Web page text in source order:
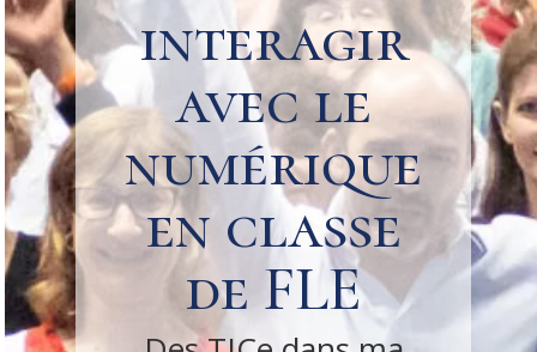
interagir
avec le
numérique
en classe
de FLE